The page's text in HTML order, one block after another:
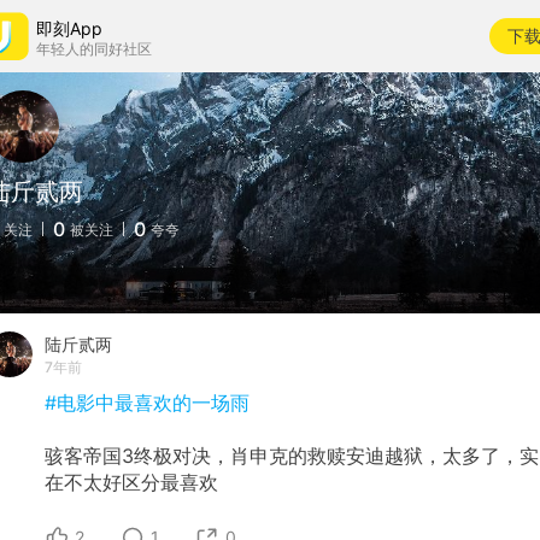
即刻App
年轻人的同好社区
下载
斤贰两
关注 0 被关注 0 夸夸
陆斤贰两
7年前
#电影中最喜欢的一场雨
骇客帝国3终极对决，肖申克的救赎安迪越狱，太多了，实
在不太好区分最喜欢